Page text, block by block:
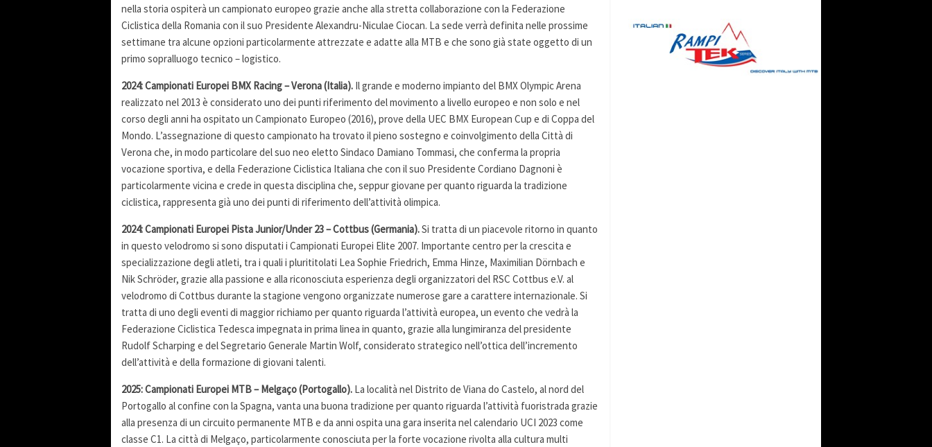
nella storia ospiterà un campionato europeo grazie anche alla stretta collaborazione con la Federazione
Ciclistica della Romania con il suo Presidente Alexandru-Niculae Ciocan. La sede verrà definita nelle prossime
settimane tra alcune opzioni particolarmente attrezzate e adatte alla MTB e che sono già state oggetto di un
primo sopralluogo tecnico – logistico.
2024: Campionati Europei BMX Racing – Verona (Italia). Il grande e moderno impianto del BMX Olympic Arena
realizzato nel 2013 è considerato uno dei punti riferimento del movimento a livello europeo e non solo e nel
corso degli anni ha ospitato un Campionato Europeo (2016), prove della UEC BMX European Cup e di Coppa del
Mondo. L’assegnazione di questo campionato ha trovato il pieno sostegno e coinvolgimento della Città di
Verona che, in modo particolare del suo neo eletto Sindaco Damiano Tommasi, che conferma la propria
vocazione sportiva, e della Federazione Ciclistica Italiana che con il suo Presidente Cordiano Dagnoni è
particolarmente vicina e crede in questa disciplina che, seppur giovane per quanto riguarda la tradizione
ciclistica, rappresenta già uno dei punti di riferimento dell’attività olimpica.
2024: Campionati Europei Pista Junior/Under 23 – Cottbus (Germania).Si tratta di un piacevole ritorno in quanto
in questo velodromo si sono disputati i Campionati Europei Elite 2007. Importante centro per la crescita e
specializzazione degli atleti, tra i quali i plurititolati Lea Sophie Friedrich, Emma Hinze, Maximilian Dörnbach e
Nik Schröder, grazie alla passione e alla riconosciuta esperienza degli organizzatori del RSC Cottbus e.V. al
velodromo di Cottbus durante la stagione vengono organizzate numerose gare a carattere internazionale. Si
tratta di uno degli eventi di maggior richiamo per quanto riguarda l’attività europea, un evento che vedrà la
Federazione Ciclistica Tedesca impegnata in prima linea in quanto, grazie alla lungimiranza del presidente
Rudolf Scharping e del Segretario Generale Martin Wolf, considerato strategico nell’ottica dell’incremento
dell’attività e della formazione di giovani talenti.
2025: Campionati Europei MTB – Melgaço (Portogallo). La località nel Distrito de Viana do Castelo, al nord del
Portogallo al confine con la Spagna, vanta una buona tradizione per quanto riguarda l’attività fuoristrada grazie
alla presenza di un circuito permanente MTB e da anni ospita una gara inserita nel calendario UCI 2023 come
classe C1. La città di Melgaço, particolarmente conosciuta per la forte vocazione rivolta alla cultura multi